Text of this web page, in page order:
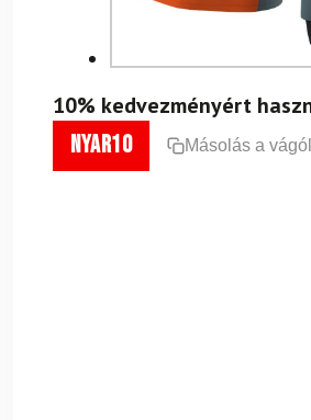
10% kedvezményért
nyar10 Másolás a